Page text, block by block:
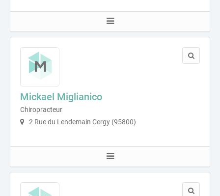
Mickael Miglianico
Chiropracteur
2 Rue du Lendemain Cergy (95800)